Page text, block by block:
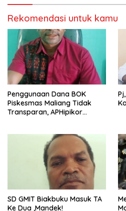
Rekomendasi untuk kamu
Penggunaan Dana BOK
Piskesmas Maliang Tidak
Transparan, APHipikor
SD GMIT Biakbuku Masuk TA
Ke Dua ,Mandek!